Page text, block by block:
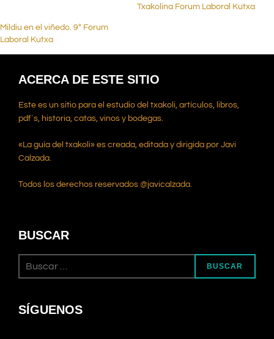
Txakolina Forum Laboral Kutxa
Mildiu en el viñedo. 9º Forum
Laboral Kutxa
ACERCA DE ESTE SITIO
Este es un sitio para el estudio del txakoli, artículos, libros,
pdf`s, historia, catas, vinos y bodegas.
«La guía del txakoli» es creada, editada y dirigida por Javi
Calzada.
Todos los derechos reservados @javicalzada.
BUSCAR
BUSCAR
SÍGUENOS